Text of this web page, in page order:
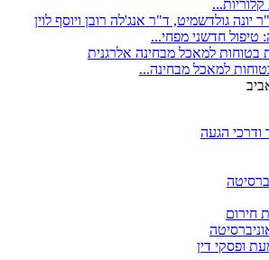
חדשני מפחי...
למאכל מבחינה...
ודרכי הגעה
חירום
ופסקי דין